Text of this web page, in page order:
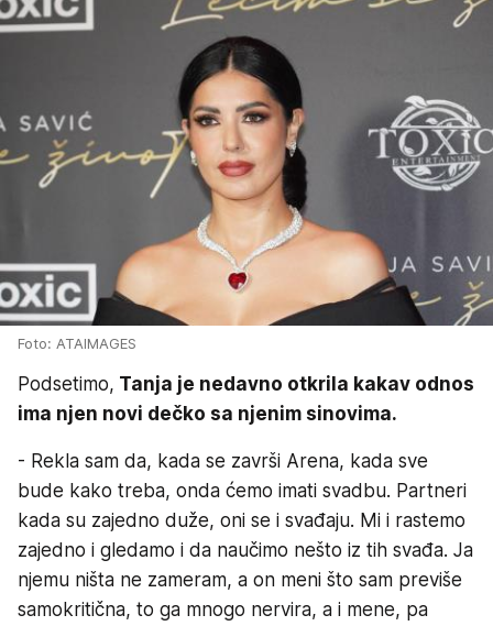
Foto: ATAIMAGES
Podsetimo, Tanja je nedavno otkrila kakav odnos
ima njen novi dečko sa njenim sinovima.
- Rekla sam da, kada se završi Arena, kada sve
bude kako treba, onda ćemo imati svadbu. Partneri
kada su zajedno duže, oni se i svađaju. Mi i rastemo
zajedno i gledamo i da naučimo nešto iz tih svađa. Ja
njemu ništa ne zameram, a on meni što sam previše
samokritična, to ga mnogo nervira, a i mene, pa